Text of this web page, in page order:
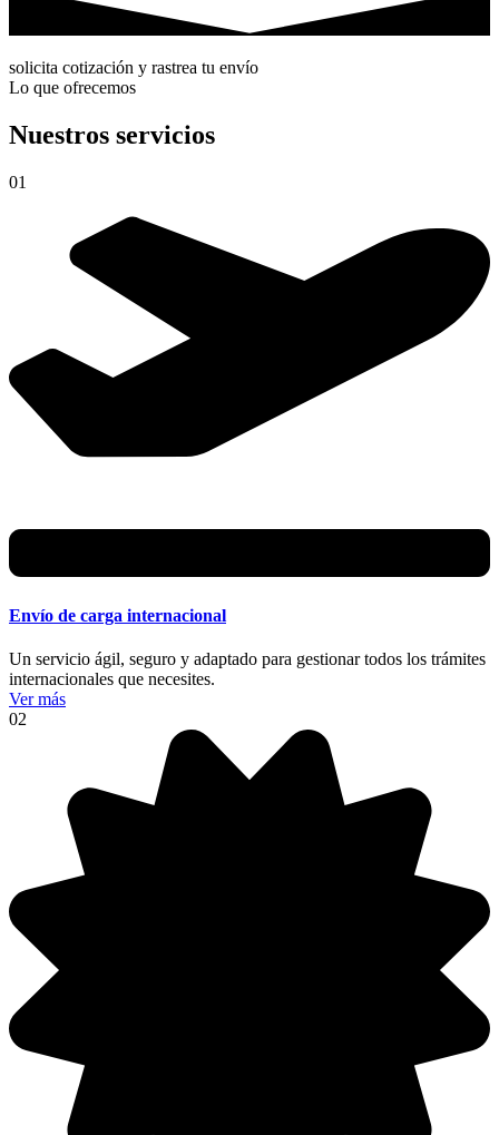
solicita cotización y rastrea tu envío
Lo que ofrecemos
Nuestros servicios
01
Envío de carga internacional
Un servicio ágil, seguro y adaptado para gestionar todos los trámites
internacionales que necesites.
Ver más
02